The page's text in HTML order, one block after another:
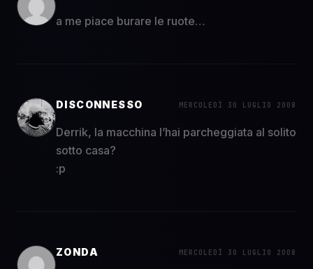
a me piace burare le ruote…
DISCONNESSO MERCOLEDÌ 30 LUGLIO 2008
Derrik, la macchina l’hai parcheggiata al solito
sotto casa?
:p
ZONDA MERCOLEDÌ 30 LUGLIO 2008